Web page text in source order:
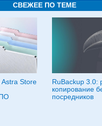
СВЕЖЕЕ ПО ТЕМЕ
Store
ПО
RuBackup 3.0:
копирование
посредников